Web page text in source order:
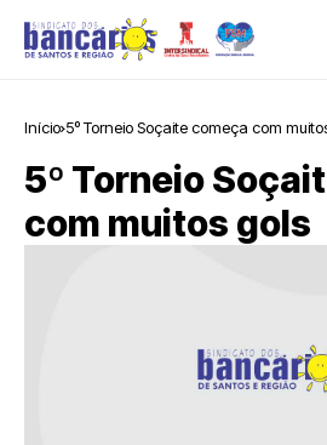
Início 5º Torneio Soçaite começa com
5º Torneio
com muitos gols